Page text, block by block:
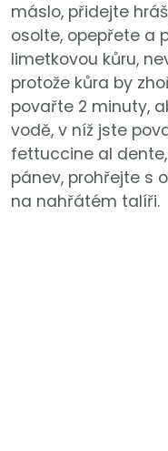
máslo, přidejte
osolte, opepřete a
limetkovou kůru,
protože kůra by
povařte 2 minuty,
vodě, v níž jste
fettuccine al
pánev, prohřejte s
na nahřátém talíři.